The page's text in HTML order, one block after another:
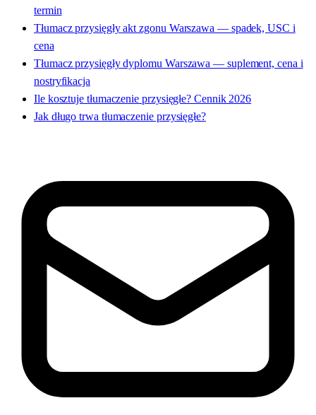
termin
Tłumacz przysięgły akt zgonu Warszawa — spadek, USC i
cena
Tłumacz przysięgły dyplomu Warszawa — suplement, cena i
nostryfikacja
Ile kosztuje tłumaczenie przysięgłe? Cennik 2026
Jak długo trwa tłumaczenie przysięgłe?